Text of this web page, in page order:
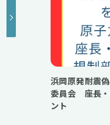
浜岡原発耐震
委員会 座長・
ント